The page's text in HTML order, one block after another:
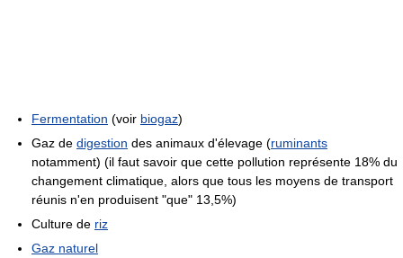
Fermentation (voir biogaz)
Gaz de digestion des animaux d'élevage (ruminants
notamment) (il faut savoir que cette pollution représente 18% du
changement climatique, alors que tous les moyens de transport
réunis n'en produisent "que" 13,5%)
Culture de riz
Gaz naturel